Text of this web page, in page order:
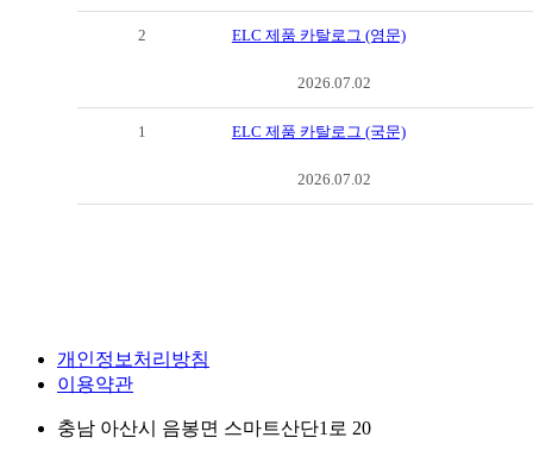
2 ELC 제품 카탈로그 (영문)
2026.07.02
1 ELC 제품 카탈로그 (국문)
2026.07.02
개인정보처리방침
이용약관
충남 아산시 음봉면 스마트산단1로 20